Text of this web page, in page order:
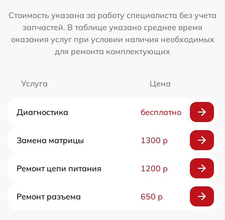
Стоимость указана за работу специалиста без учета
запчастей. В таблице указано среднее время
оказания услуг при условии наличия необходимых
для ремонта комплектующих
Услуга Цена
Диагностика бесплатно
Замена матрицы 1300 р
Ремонт цепи питания 1200 р
Ремонт разъема 650 р